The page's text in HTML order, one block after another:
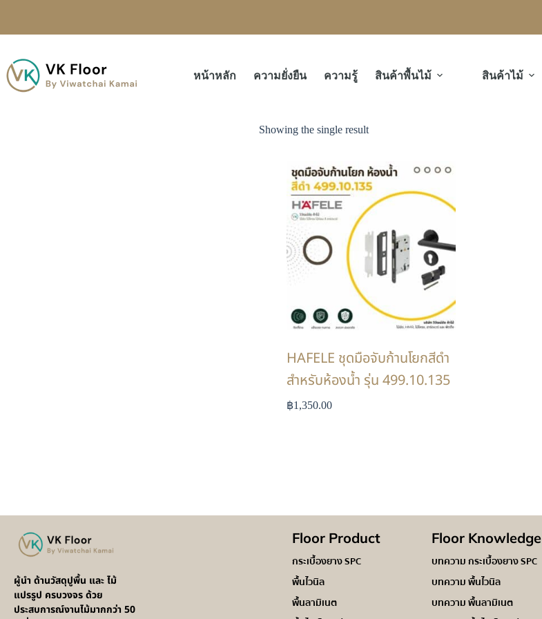
หน้าหลัก ความยั่งยืน ความรู้ สินค้าพื้นไม้ สินค้าไม้
Showing the single result
HAFELE ชุดมือจับก้านโยกสีดำ
สำหรับห้องน้ำ รุ่น 499.10.135
฿1,350.00
ผู้นำ ด้านวัสดุปูพื้น และ ไม้
แปรรูป ครบวงจร ด้วย
ประสบการณ์งานไม้มากกว่า 50
Floor Product
กระเบื้องยาง SPC
พื้นไวนิล
พื้นลามิเนต
Floor Knowledge
บทความ กระเบื้องยาง SPC
บทความ พื้นไวนิล
บทความ พื้นลามิเนต